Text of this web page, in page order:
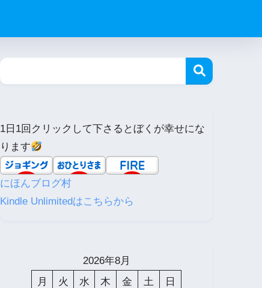
1日1回クリックして下さるとぼくが幸せにな
ります
にほんブログ村
Kindle Unlimitedはこちらから
2026年8月
月
火 水 木 金 土 日